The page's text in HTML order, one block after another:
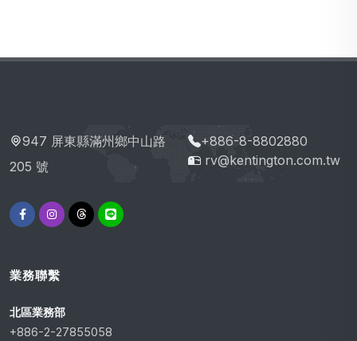
947 屏東縣滿州鄉中山路
205 號
+886-8-8802880
rv@kentington.com.tw
業務聯繫
北區業務部
+886-2-27855058